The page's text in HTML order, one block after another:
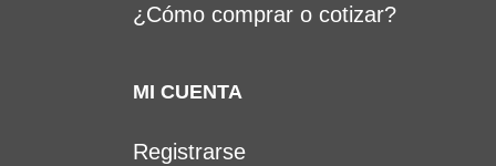
¿Cómo comprar o cotizar?
MI CUENTA
Registrarse